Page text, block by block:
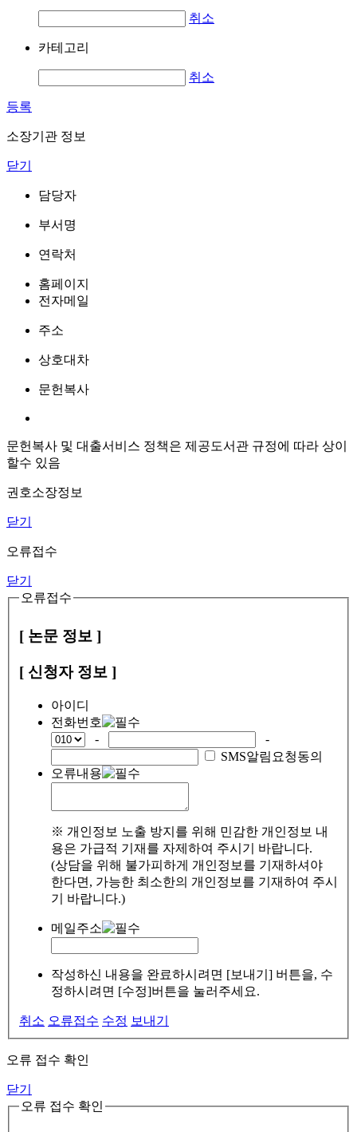
취소
카테고리
취소
등록
소장기관 정보
닫기
담당자
부서명
연락처
홈페이지
전자메일
주소
상호대차
문헌복사
문헌복사 및 대출서비스 정책은 제공도서관 규정에 따라 상이
할수 있음
권호소장정보
닫기
오류접수
닫기
오류접수
[ 논문 정보 ]
[ 신청자 정보 ]
아이디
전화번호
-
-
SMS알림요청동의
오류내용
※ 개인정보 노출 방지를 위해 민감한 개인정보 내
용은 가급적 기재를 자제하여 주시기 바랍니다.
(상담을 위해 불가피하게 개인정보를 기재하셔야
한다면, 가능한 최소한의 개인정보를 기재하여 주시
기 바랍니다.)
메일주소
작성하신 내용을 완료하시려면 [보내기] 버튼을, 수
정하시려면 [수정]버튼을 눌러주세요.
취소 오류접수 수정 보내기
오류 접수 확인
닫기
오류 접수 확인